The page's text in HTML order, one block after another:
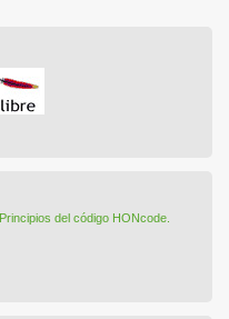
Principios del código HONcode.